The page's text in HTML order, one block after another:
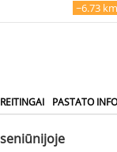
~6.73 km
PASTATO